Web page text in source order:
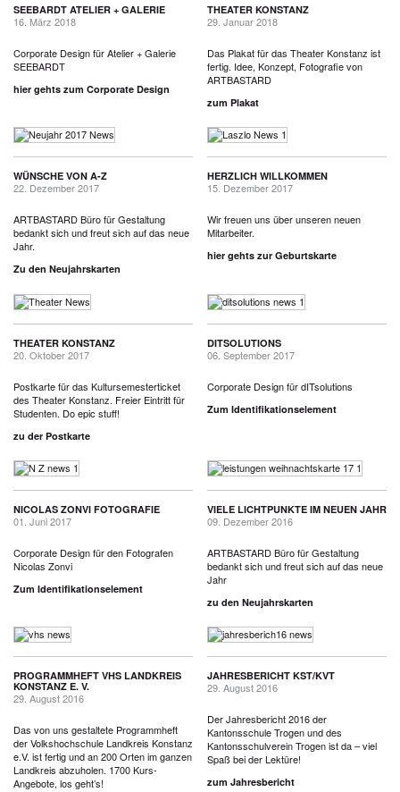
SEEBARDT ATELIER + GALERIE
16. März 2018
Corporate Design für Atelier + Galerie
SEEBARDT
hier gehts zum Corporate Design
THEATER KONSTANZ
29. Januar 2018
Das Plakat für das Theater Konstanz ist
fertig. Idee, Konzept, Fotografie von
ARTBASTARD
zum Plakat
WÜNSCHE VON A-Z
22. Dezember 2017
ARTBASTARD Büro für Gestaltung
bedankt sich und freut sich auf das neue
Jahr.
Zu den Neujahrskarten
HERZLICH WILLKOMMEN
15. Dezember 2017
Wir freuen uns über unseren neuen
Mitarbeiter.
hier gehts zur Geburtskarte
THEATER KONSTANZ
20. Oktober 2017
Postkarte für das Kultursemesterticket
des Theater Konstanz. Freier Eintritt für
Studenten. Do epic stuff!
zu der Postkarte
DITSOLUTIONS
06. September 2017
Corporate Design für dITsolutions
Zum Identifikationselement
NICOLAS ZONVI FOTOGRAFIE
01. Juni 2017
Corporate Design für den Fotografen
Nicolas Zonvi
Zum Identifikationselement
VIELE LICHTPUNKTE IM NEUEN JAHR
09. Dezember 2016
ARTBASTARD Büro für Gestaltung
bedankt sich und freut sich auf das neue
Jahr
zu den Neujahrskarten
PROGRAMMHEFT VHS LANDKREIS
KONSTANZ E. V.
29. August 2016
Das von uns gestaltete Programmheft
der Volkshochschule Landkreis Konstanz
e.V. ist fertig und an 200 Orten im ganzen
Landkreis abzuholen. 1700 Kurs-
Angebote, los geht’s!
JAHRESBERICHT KST/KVT
29. August 2016
Der Jahresbericht 2016 der
Kantonsschule Trogen und des
Kantonsschulverein Trogen ist da – viel
Spaß bei der Lektüre!
zum Jahresbericht